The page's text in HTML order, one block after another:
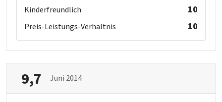
Kinderfreundlich 10
Preis-Leistungs-Verhältnis 10
9,7 Juni 2014